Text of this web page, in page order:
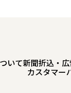
いて新聞折込・
カスタマー